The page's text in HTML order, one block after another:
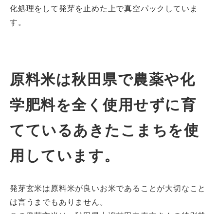
化処理をして発芽を止めた上で真空パックしていま
す。
原料米は秋田県で農薬や化
学肥料を全く使用せずに育
てているあきたこまちを使
用しています。
発芽玄米は原料米が良いお米であることが大切なこと
は言うまでもありません。